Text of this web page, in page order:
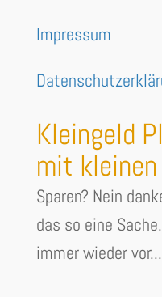
Impressum
Kleingeld
mit
Sparen? Nein
das so eine
immer wieder